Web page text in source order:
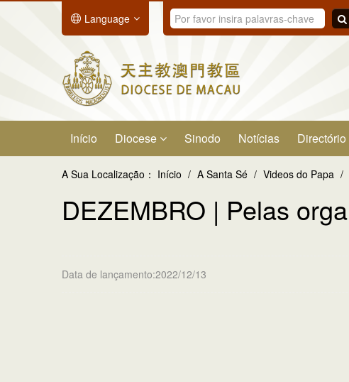
Language
Início Diocese Sinodo Notícias Directório
A Sua Localização： Início / A Santa Sé / Videos do Papa /
DEZEMBRO | Pelas
Data de lançamento:2022/12/13